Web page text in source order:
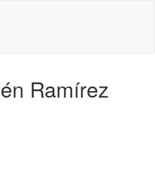
Ramírez